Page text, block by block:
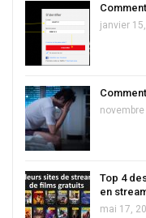
janvier
Top 4
en
mai 17,